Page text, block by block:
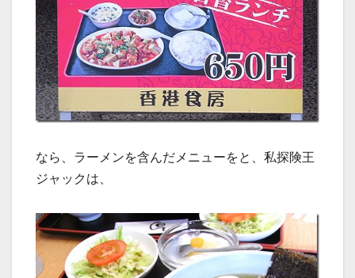
なら、ラーメンを含んだメニューをと、私探険王
ジャックは、